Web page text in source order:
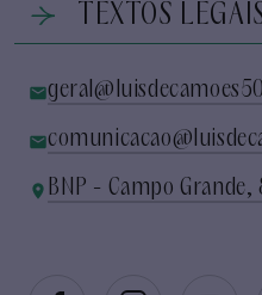
TEXTOS
BNP - Campo